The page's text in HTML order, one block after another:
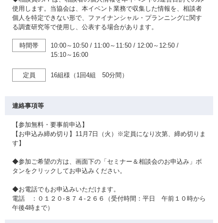
使用します。当協会は、本イベント業務で収集した情報を、相談者
個人を特定できない形で、ファイナンシャル・プランニングに関す
る調査研究等で使用し、公表する場合があります。
時間帯 10:00～10:50 / 11:00～11:50 / 12:00～12:50 /
15:10～16:00
定員 16組様（1回4組 50分間）
連絡事項等
【参加無料・要事前申込】
【お申込み締め切り】11月7日（火）※定員になり次第、締め切りま
す】
◆参加ご希望の方は、画面下の「セミナー＆相談会のお申込み」ボ
タンをクリックしてお申込みください。
◆お電話でもお申込みいただけます。
電話 ：０１２０-８７４-２６６（受付時間：平日 午前１０時から
午後4時まで）